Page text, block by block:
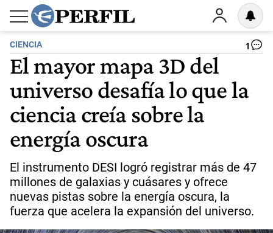
CIENCIA 1
El mayor mapa 3D del
universo desafía lo que la
ciencia creía sobre la
energía oscura
El instrumento DESI logró registrar más de 47
millones de galaxias y cuásares y ofrece
nuevas pistas sobre la energía oscura, la
fuerza que acelera la expansión del universo.